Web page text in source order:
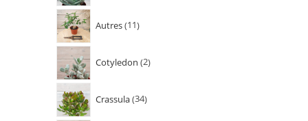
Autres 11
Cotyledon 2
Crassula 34